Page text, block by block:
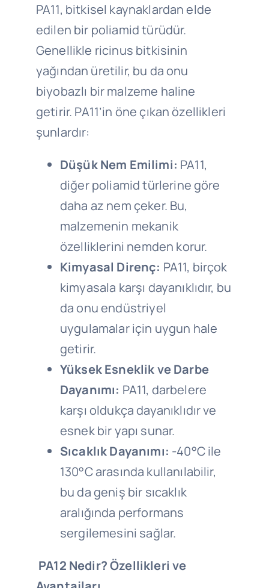
PA11, bitkisel kaynaklardan elde
edilen bir poliamid türüdür.
Genellikle ricinus bitkisinin
yağından üretilir, bu da onu
biyobazlı bir malzeme haline
getirir. PA11’in öne çıkan özellikleri
şunlardır:
Düşük Nem Emilimi: PA11,
diğer poliamid türlerine göre
daha az nem çeker. Bu,
malzemenin mekanik
özelliklerini nemden korur.
Kimyasal Direnç: PA11, birçok
kimyasala karşı dayanıklıdır, bu
da onu endüstriyel
uygulamalar için uygun hale
getirir.
Yüksek Esneklik ve Darbe
Dayanımı: PA11, darbelere
karşı oldukça dayanıklıdır ve
esnek bir yapı sunar.
Sıcaklık Dayanımı: -40°C ile
130°C arasında kullanılabilir,
bu da geniş bir sıcaklık
aralığında performans
sergilemesini sağlar.
PA12 Nedir? Özellikleri ve